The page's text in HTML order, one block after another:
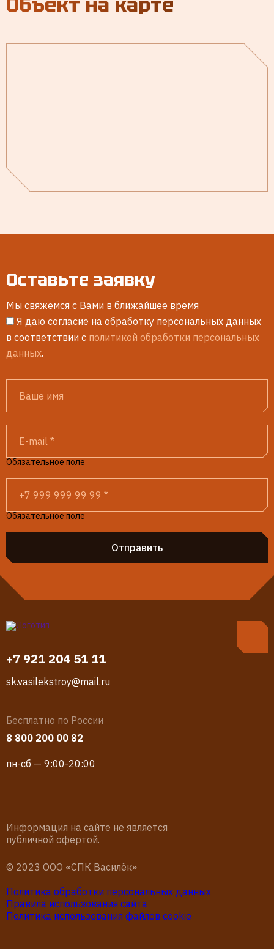
Оставьте заявку
Мы свяжемся с Вами в ближайшее время
Я даю согласие на обработку персональных данных
в соответствии с политикой обработки персональных
данных.
Обязательное поле
Обязательное поле
Отправить
+7 921 204 51 11
sk.vasilekstroy@mail.ru
Бесплатно по России
8 800 200 00 82
пн-сб — 9:00-20:00
Информация на сайте не является
публичной офертой.
© 2023 ООО «СПК Василёк»
Политика обработки персональных данных
Правила использования сайта
Политика использования файлов cookie